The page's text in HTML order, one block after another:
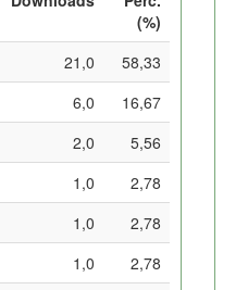
(%)
21,0
58,33
6,0
16,67
2,0
5,56
1,0
2,78
1,0
2,78
1,0
2,78